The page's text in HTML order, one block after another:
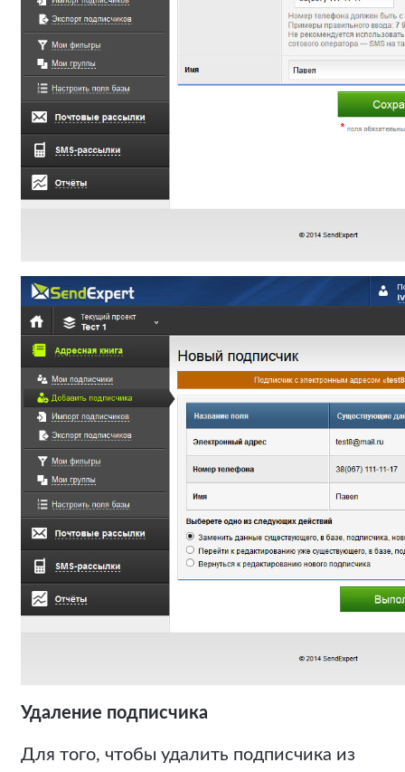
Удаление подписчика
Для того, чтобы удалить подписчика из